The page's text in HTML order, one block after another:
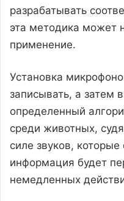
разрабатывать
эта методика может
применение.
Установка
записывать, а затем
определенный
среди животных,
силе звуков,
информация будет
немедленных